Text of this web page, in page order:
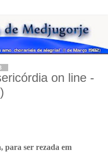
on line -
para ser rezada em